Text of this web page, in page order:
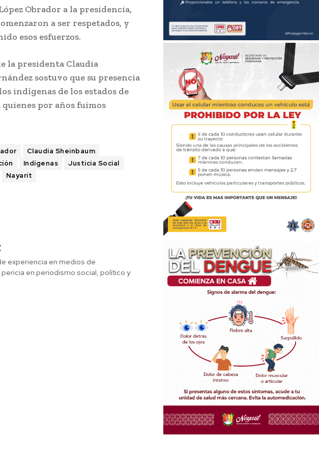
Obrador a la presidencia,
a ser respetados, y
esos esfuerzos.
la presidenta Claudia
sostuvo que su presencia
indígenas de los estados de
por años fuimos
Claudia Sheinbaum
Indígenas
Justicia Social
Nayarit
experiencia en medios de
en periodismo social, político y